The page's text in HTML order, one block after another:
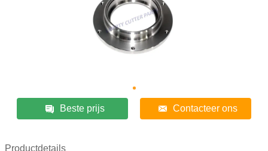
Beste prijs Contacteer ons
Productdetails